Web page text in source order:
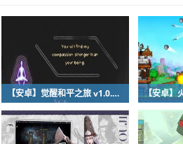
【安卓】觉醒和平之旅 v1.0.4 安卓免费版